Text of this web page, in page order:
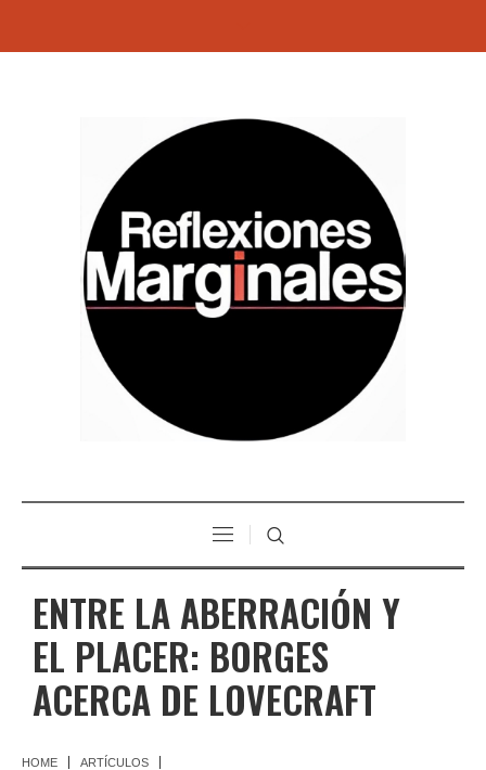
ENTRE LA ABERRACIÓN Y
EL PLACER: BORGES
ACERCA DE LOVECRAFT
HOME
ARTÍCULOS